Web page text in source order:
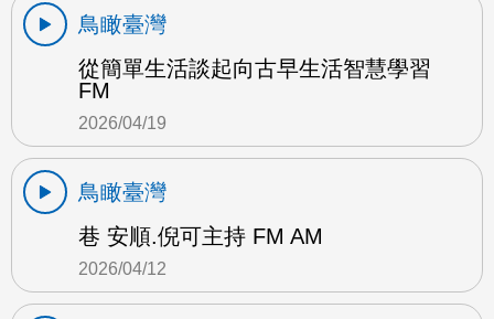
鳥瞰臺灣
從簡單生活談起向古早生活智慧學習
FM
2026/04/19
鳥瞰臺灣
巷 安順.倪可主持 FM AM
2026/04/12